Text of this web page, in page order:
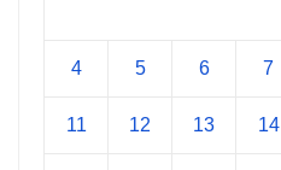
4 5 6 7
11 12 13 14